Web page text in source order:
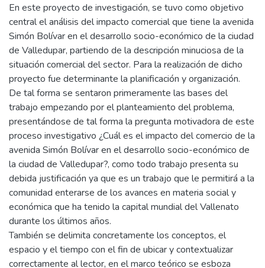
En este proyecto de investigación, se tuvo como objetivo
central el análisis del impacto comercial que tiene la avenida
Simón Bolívar en el desarrollo socio-económico de la ciudad
de Valledupar, partiendo de la descripción minuciosa de la
situación comercial del sector. Para la realización de dicho
proyecto fue determinante la planificación y organización.
De tal forma se sentaron primeramente las bases del
trabajo empezando por el planteamiento del problema,
presentándose de tal forma la pregunta motivadora de este
proceso investigativo ¿Cuál es el impacto del comercio de la
avenida Simón Bolívar en el desarrollo socio-económico de
la ciudad de Valledupar?, como todo trabajo presenta su
debida justificación ya que es un trabajo que le permitirá a la
comunidad enterarse de los avances en materia social y
económica que ha tenido la capital mundial del Vallenato
durante los últimos años.
También se delimita concretamente los conceptos, el
espacio y el tiempo con el fin de ubicar y contextualizar
correctamente al lector, en el marco teórico se esboza